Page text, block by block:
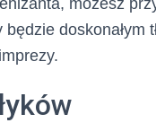
możesz
doskonałym